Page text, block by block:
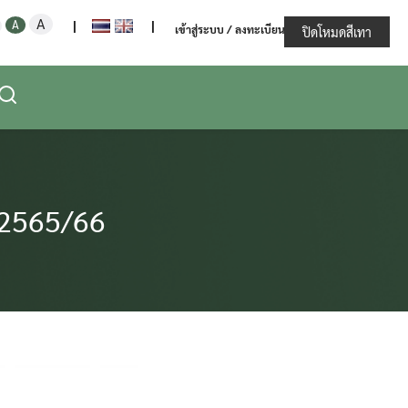
วงเกษตรและสหกรณ์
AReset
font
A Increase
| | เข้าสู่ระบบ / ลงทะเบียน
66
ปิดโหมดสีเทา